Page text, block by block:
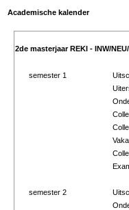
Academische kalender
2de masterjaar REKI - INW/
semester 1
semester 2